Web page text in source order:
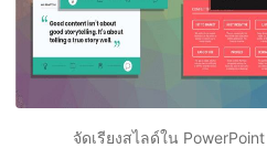
จัดเรียงสไลด์ใน